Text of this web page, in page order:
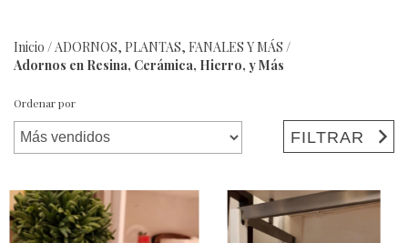
Inicio / ADORNOS, PLANTAS, FANALES Y MÁS /
Adornos en Resina, Cerámica, Hierro, y Más
Ordenar por
FILTRAR